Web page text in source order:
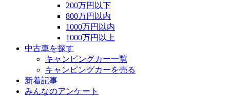
200万円以下
800万円以内
1000万円以内
1000万円以上
中古車を探す
キャンピングカー一覧
キャンピングカーを売る
新着記事
みんなのアンケート